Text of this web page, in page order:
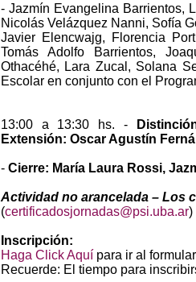
- Jazmín Evangelina Barrientos,
Nicolás Velázquez Nanni, Sofía
Javier Elencwajg, Florencia
Tomás Adolfo Barrientos,
Othacéhé, Lara Zucal, Solana
Escolar en conjunto con el
13:00 a 13:30 hs. -
Extensión: Oscar Agustín
- Cierre: María Laura Rossi,
Actividad no arancelada – Los
(certificadosjornadas@psi.uba.ar)
Inscripción:
Haga Click Aquí para ir al
Recuerde: El tiempo para